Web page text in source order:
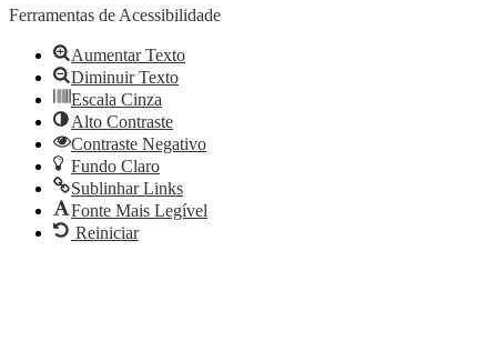
Ferramentas de Acessibilidade
Aumentar Texto
Diminuir Texto
Escala Cinza
Alto Contraste
Contraste Negativo
Fundo Claro
Sublinhar Links
Fonte Mais Legível
Reiniciar